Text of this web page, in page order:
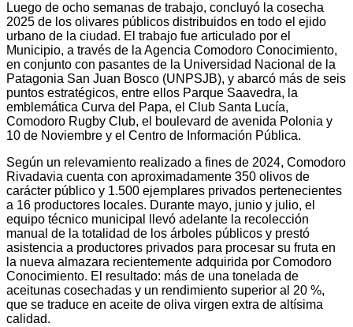
Luego de ocho semanas de trabajo, concluyó la cosecha
2025 de los olivares públicos distribuidos en todo el ejido
urbano de la ciudad. El trabajo fue articulado por el
Municipio, a través de la Agencia Comodoro Conocimiento,
en conjunto con pasantes de la Universidad Nacional de la
Patagonia San Juan Bosco (UNPSJB), y abarcó más de seis
puntos estratégicos, entre ellos Parque Saavedra, la
emblemática Curva del Papa, el Club Santa Lucía,
Comodoro Rugby Club, el boulevard de avenida Polonia y
10 de Noviembre y el Centro de Información Pública.
Según un relevamiento realizado a fines de 2024, Comodoro
Rivadavia cuenta con aproximadamente 350 olivos de
carácter público y 1.500 ejemplares privados pertenecientes
a 16 productores locales. Durante mayo, junio y julio, el
equipo técnico municipal llevó adelante la recolección
manual de la totalidad de los árboles públicos y prestó
asistencia a productores privados para procesar su fruta en
la nueva almazara recientemente adquirida por Comodoro
Conocimiento. El resultado: más de una tonelada de
aceitunas cosechadas y un rendimiento superior al 20 %,
que se traduce en aceite de oliva virgen extra de altísima
calidad.